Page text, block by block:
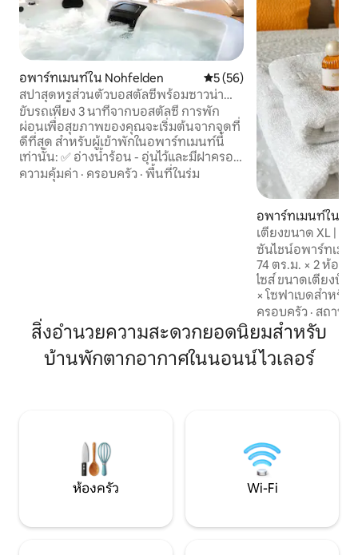
อพาร์ทเมนท์ใน Nohfelden คะแนนเฉลี่ย 5 จาก 5, 56 รีวิว
5 (56)
สปาสุดหรูส่วนตัวบอสตัลซีพร้อมซาวน่า
และอ่างน้ำวน
ขับรถเพียง 3 นาทีจากบอสตัลซี การพัก
ผ่อนเพื่อสุขภาพของคุณจะเริ่มต้นจากจุดที่
ดีที่สุด สำหรับผู้เข้าพักในอพาร์ทเมนท์นี้
เท่านั้น: ✅ อ่างน้ำร้อน - อุ่นไว้และมีฝาครอบ
✅ ซาวน่าด้านนอกพร้อมหน้าต่างพาโนรา
การพักผ่อนหย่อนใจ
ความคุ้มค่า · ครอบครัว · พื้นที่ในร่ม
อพาร์ทเมนท์ใน
เตียงขนาด XL | 6
อย่างใน 5 นาทีเปลี่
ซันไชน์อพาร์ทเมนท์* × อพาร์ทเมนท์
74 ตร.ม. × 2 ห้อง
ไซส์ ขนาดเตียงบ็อกซ์สปริง (200x200 ซม.)
× โซฟาเบดสำหรับ
ซม.) × ห้องครัวที่
เตาไฟฟ้าแบบเหนี่ยวนำ เตาอบ เ
ขนมปัง กาต้มน้ำ แ
รวมผ้าปูที่นอนแล
ครอบครัว · สถานที่
สิ่งอำนวยความสะดวกยอดนิยมสำหรับ
บ้านพักตากอากาศในนอนน์ไวเลอร์
ห้องครัว Wi-Fi